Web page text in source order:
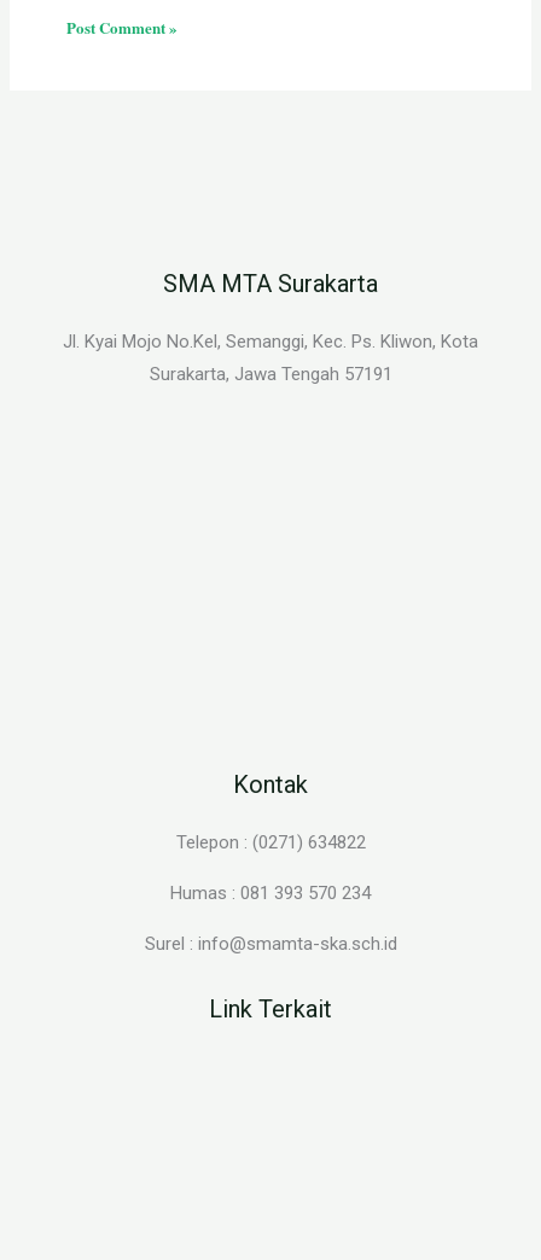
SMA MTA Surakarta
Jl. Kyai Mojo No.Kel, Semanggi, Kec. Ps. Kliwon, Kota
Surakarta, Jawa Tengah 57191
Kontak
Telepon : (0271) 634822
Humas : 081 393 570 234
Surel : info@smamta-ska.sch.id
Link Terkait